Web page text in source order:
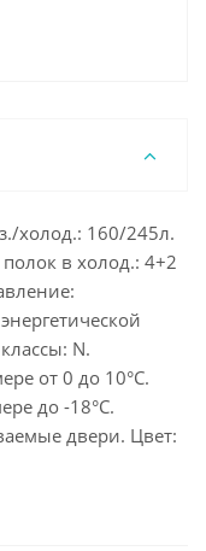
холод.: 160/245л.
в холод.: 4+2
N.
от 0 до 10°C.
до -18°C.
двери. Цвет: